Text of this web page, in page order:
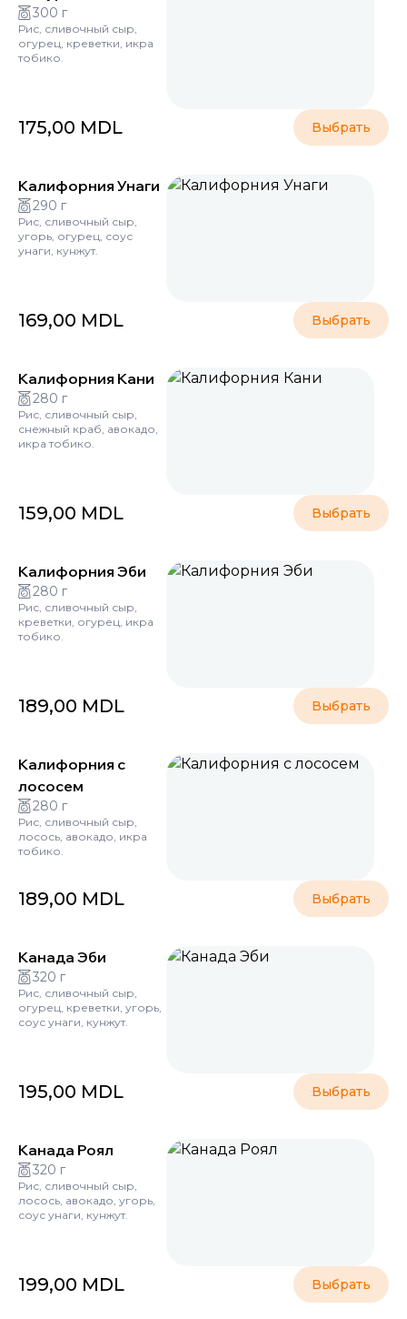
300 г
Рис, сливочный сыр,
огурец, креветки, икра
тобико.
175,00 MDL Выбрать
Калифорния Унаги
290 г
Рис, сливочный сыр,
угорь, огурец, соус
унаги, кунжут.
169,00 MDL Выбрать
Калифорния Кани
280 г
Рис, сливочный сыр,
снежный краб, авокадо,
икра тобико.
159,00 MDL Выбрать
Калифорния Эби
280 г
Рис, сливочный сыр,
креветки, огурец, икра
тобико.
189,00 MDL Выбрать
Калифорния с
лососем
280 г
Рис, сливочный сыр,
лосось, авокадо, икра
тобико.
189,00 MDL Выбрать
Канада Эби
320 г
Рис, сливочный сыр,
огурец, креветки, угорь,
соус унаги, кунжут.
195,00 MDL Выбрать
Канада Роял
320 г
Рис, сливочный сыр,
лосось, авокадо, угорь,
соус унаги, кунжут.
199,00 MDL Выбрать